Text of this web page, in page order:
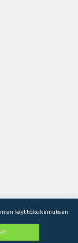
käyttökokemuksen